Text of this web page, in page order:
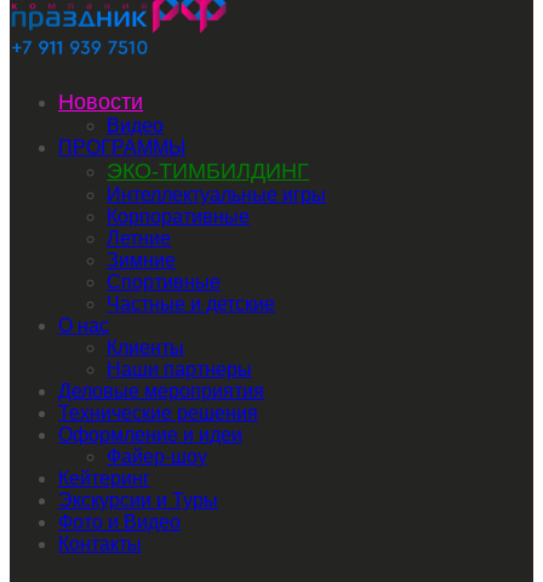
Новости
Видео
ПРОГРАММЫ
ЭКО-ТИМБИЛДИНГ
Интеллектуальные игры
Корпоративные
Летние
Зимние
Спортивные
Частные и детские
О нас
Клиенты
Наши партнеры
Деловые мероприятия
Технические решения
Оформление и идеи
Файер-шоу
Кейтеринг
Экскурсии и Туры
Фото и Видео
Контакты